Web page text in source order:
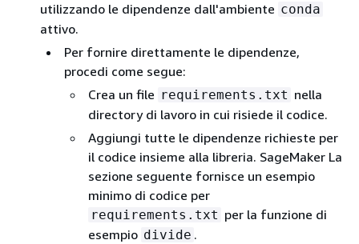
utilizzando le dipendenze dall'ambiente conda
attivo.
Per fornire direttamente le dipendenze,
procedi come segue:
Crea un file requirements.txt nella
directory di lavoro in cui risiede il codice.
Aggiungi tutte le dipendenze richieste per
il codice insieme alla libreria. SageMaker La
sezione seguente fornisce un esempio
minimo di codice per
requirements.txt per la funzione di
esempio divide .